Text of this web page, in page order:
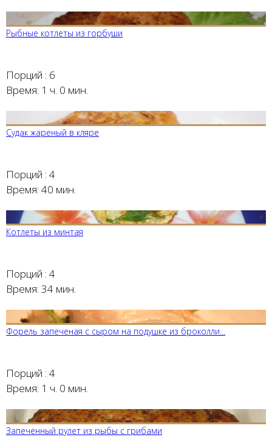
Рыбные котлеты из горбуши
Порций : 6
Время: 1 ч. 0 мин.
Судак жареный в кляре
Порций : 4
Время: 40 мин.
Котлеты из минтая
Порций : 4
Время: 34 мин.
Форель запеченая с сыром на подушке из броколли...
Порций : 4
Время: 1 ч. 0 мин.
Запеченный рулет из рыбы с грибами